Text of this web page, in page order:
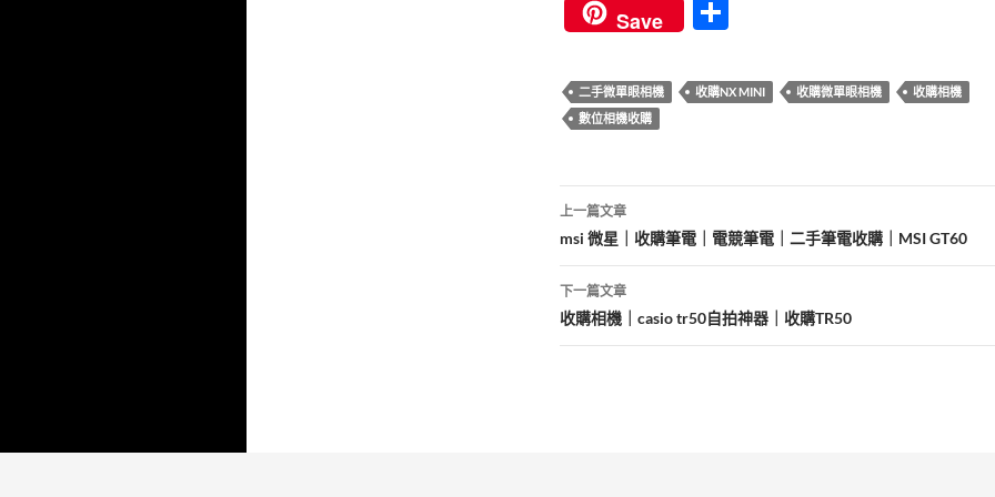
e
b
o
k
itt
er
er
es
t
bl
r
Save
二手微單眼相機 收購NX MINI 收購微單眼相機
收購相機
數位相機收購
文
章
導
覽
上一篇文章
msi 微星｜收購筆電｜電競筆電｜二手筆電收購｜MSI GT60
下一篇文章
收購相機｜casio tr50自拍神器｜收購TR50